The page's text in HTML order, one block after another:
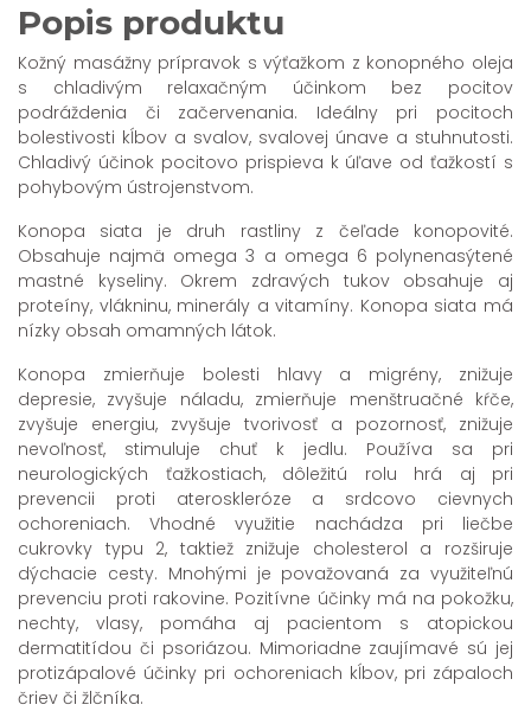
Popis produktu
Kožný masážny prípravok s výťažkom z konopného oleja
s chladivým relaxačným účinkom bez pocitov
podráždenia či začervenania. Ideálny pri pocitoch
bolestivosti kĺbov a svalov, svalovej únave a stuhnutosti.
Chladivý účinok pocitovo prispieva k úľave od ťažkostí s
pohybovým ústrojenstvom.
Konopa siata je druh rastliny z čeľade konopovité.
Obsahuje najmä omega 3 a omega 6 polynenasýtené
mastné kyseliny. Okrem zdravých tukov obsahuje aj
proteíny, vlákninu, minerály a vitamíny. Konopa siata má
nízky obsah omamných látok.
Konopa zmierňuje bolesti hlavy a migrény, znižuje
depresie, zvyšuje náladu, zmierňuje menštruačné kŕče,
zvyšuje energiu, zvyšuje tvorivosť a pozornosť, znižuje
nevoľnosť, stimuluje chuť k jedlu. Používa sa pri
neurologických ťažkostiach, dôležitú rolu hrá aj pri
prevencii proti ateroskleróze a srdcovo cievnych
ochoreniach. Vhodné využitie nachádza pri liečbe
cukrovky typu 2, taktiež znižuje cholesterol a rozširuje
dýchacie cesty. Mnohými je považovaná za využiteľnú
prevenciu proti rakovine. Pozitívne účinky má na pokožku,
nechty, vlasy, pomáha aj pacientom s atopickou
dermatitídou či psoriázou. Mimoriadne zaujímavé sú jej
protizápalové účinky pri ochoreniach kĺbov, pri zápaloch
čriev či žlčníka.